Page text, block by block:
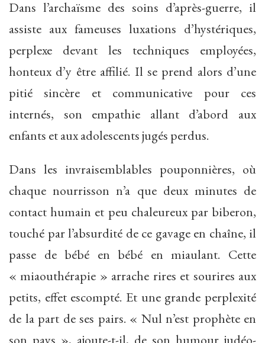
Dans l’archaïsme des soins d’après-guerre, il
assiste aux fameuses luxations d’hystériques,
perplexe devant les techniques employées,
honteux d’y être affilié. Il se prend alors d’une
pitié sincère et communicative pour ces
internés, son empathie allant d’abord aux
enfants et aux adolescents jugés perdus.
Dans les invraisemblables pouponnières, où
chaque nourrisson n’a que deux minutes de
contact humain et peu chaleureux par biberon,
touché par l’absurdité de ce gavage en chaîne, il
passe de bébé en bébé en miaulant. Cette
« miaouthérapie » arrache rires et sourires aux
petits, effet escompté. Et une grande perplexité
de la part de ses pairs. « Nul n’est prophète en
son pays », ajoute-t-il, de son humour judéo-